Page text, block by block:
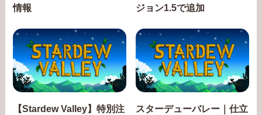
情報
ジョン1.5で追加
【Stardew Valley】特別注
スターデューバレー｜仕立